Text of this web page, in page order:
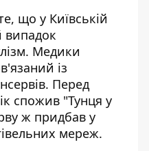
що у Київській
випадок
. Медики
із
Перед
спожив "Тунця у
ж придбав у
мереж.